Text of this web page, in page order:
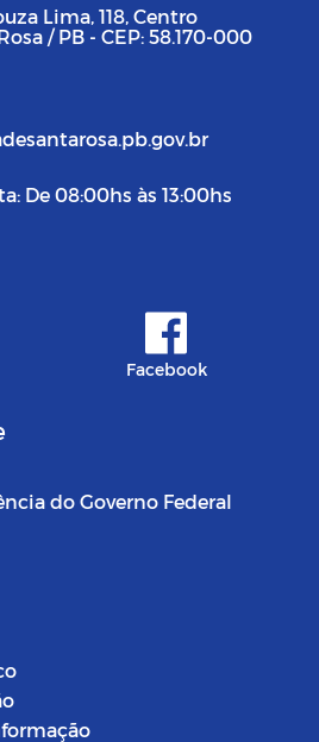
Lima, 118, Centro
/ PB - CEP: 58.170-000
De 08:00hs às 13:00hs
Facebook
do Governo Federal